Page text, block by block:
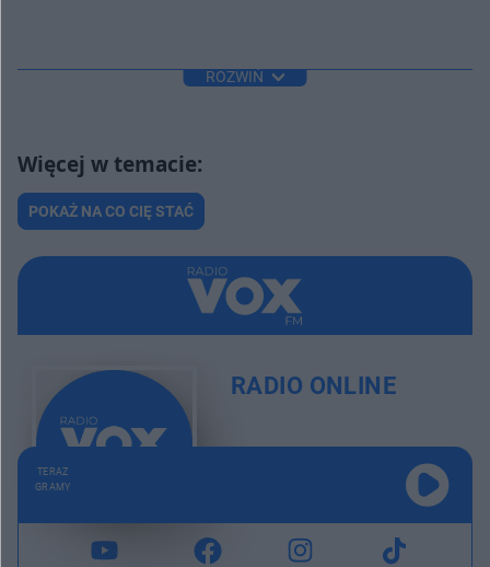
ROZWIŃ
POKAŻ NA CO CIĘ STAĆ
RADIO ONLINE
TERAZ
GRAMY